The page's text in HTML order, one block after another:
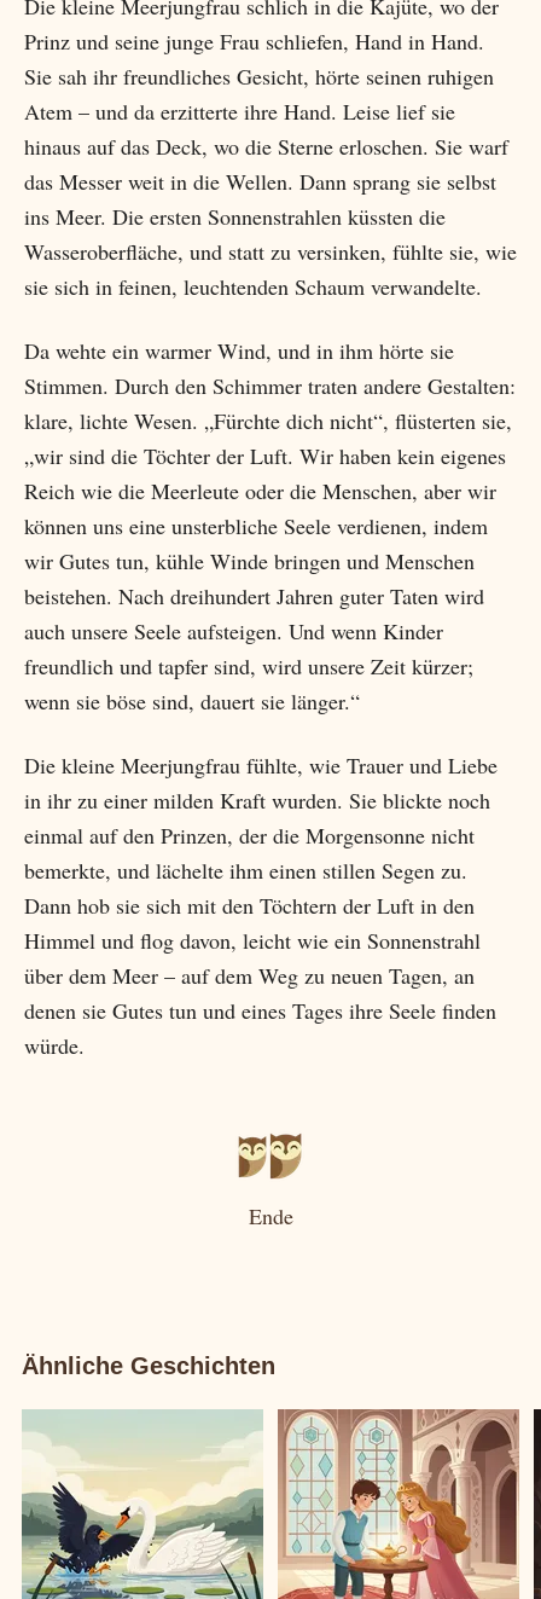
Die kleine Meerjungfrau schlich in die Kajüte, wo der
Prinz und seine junge Frau schliefen, Hand in Hand.
Sie sah ihr freundliches Gesicht, hörte seinen ruhigen
Atem – und da erzitterte ihre Hand. Leise lief sie
hinaus auf das Deck, wo die Sterne erloschen. Sie warf
das Messer weit in die Wellen. Dann sprang sie selbst
ins Meer. Die ersten Sonnenstrahlen küssten die
Wasseroberfläche, und statt zu versinken, fühlte sie, wie
sie sich in feinen, leuchtenden Schaum verwandelte.
Da wehte ein warmer Wind, und in ihm hörte sie
Stimmen. Durch den Schimmer traten andere Gestalten:
klare, lichte Wesen. „Fürchte dich nicht“, flüsterten sie,
„wir sind die Töchter der Luft. Wir haben kein eigenes
Reich wie die Meerleute oder die Menschen, aber wir
können uns eine unsterbliche Seele verdienen, indem
wir Gutes tun, kühle Winde bringen und Menschen
beistehen. Nach dreihundert Jahren guter Taten wird
auch unsere Seele aufsteigen. Und wenn Kinder
freundlich und tapfer sind, wird unsere Zeit kürzer;
wenn sie böse sind, dauert sie länger.“
Die kleine Meerjungfrau fühlte, wie Trauer und Liebe
in ihr zu einer milden Kraft wurden. Sie blickte noch
einmal auf den Prinzen, der die Morgensonne nicht
bemerkte, und lächelte ihm einen stillen Segen zu.
Dann hob sie sich mit den Töchtern der Luft in den
Himmel und flog davon, leicht wie ein Sonnenstrahl
über dem Meer – auf dem Weg zu neuen Tagen, an
denen sie Gutes tun und eines Tages ihre Seele finden
würde.
Ende
Ähnliche Geschichten